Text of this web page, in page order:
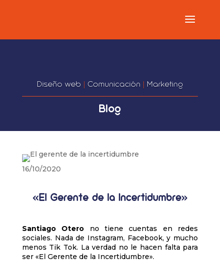
Diseño web | Comunicación | Marketing
Blog
16/10/2020
«El Gerente de la Incertidumbre»
Santiago Otero no tiene cuentas en redes
sociales. Nada de Instagram, Facebook, y mucho
menos Tik Tok. La verdad no le hacen falta para
ser «El Gerente de la Incertidumbre».